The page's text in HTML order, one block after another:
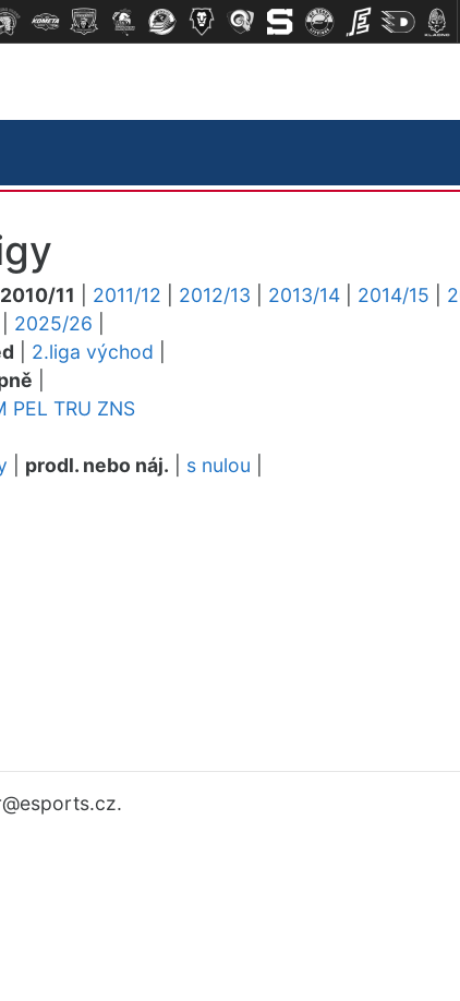
2010/11 2011/12 2012/13 2013/14 2014/15
2025/26
2.liga východ
PEL TRU ZNS
prodl. nebo náj. s nulou
@esports.cz.